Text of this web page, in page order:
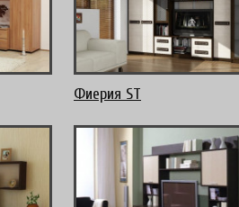
Фиерия ST